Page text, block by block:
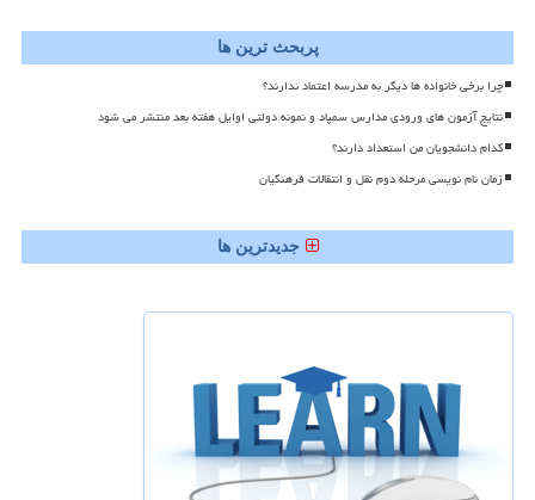
پربحث ترین ها
چرا برخی خانواده ها دیگر به مدرسه اعتماد ندارند؟
نتایج آزمون های ورودی مدارس سمپاد و نمونه دولتی اوایل هفته بعد منتشر می شود
کدام دانشجویان من استعداد دارند؟
زمان نام نویسی مرحله دوم نقل و انتقالات فرهنگیان
جدیدترین ها